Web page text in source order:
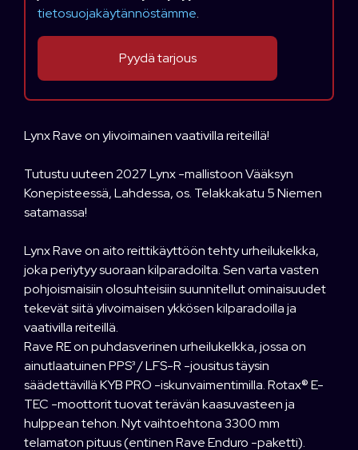
tietosuojakäytännöstämme.
Lynx Rave on ylivoimainen vaativilla reiteillä!
Tutustu uuteen 2027 Lynx -mallistoon Vääksyn
Konepisteessä, Lahdessa, os. Telakkakatu 5 Niemen
satamassa!
Lynx Rave on aito reittikäyttöön tehty urheilukelkka,
joka periytyy suoraan kilparadoilta. Sen varta vasten
pohjoismaisiin olosuhteisiin suunnitellut ominaisuudet
tekevät siitä ylivoimaisen ykkösen kilparadoilla ja
vaativilla reiteillä.
Rave RE on puhdasverinen urheilukelkka, jossa on
ainutlaatuinen PPS³ / LFS-R -jousitus täysin
säädettävillä KYB PRO -iskunvaimentimilla. Rotax® E-
TEC -moottorit tuovat terävän kaasuvasteen ja
hulppean tehon. Nyt vaihtoehtona 3300 mm
telamaton pituus (entinen Rave Enduro -paketti).